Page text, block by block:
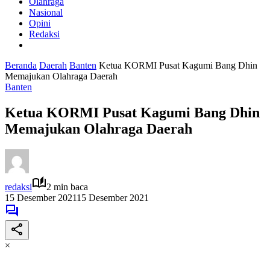
Nasional
Opini
Redaksi
Beranda Daerah Banten Ketua KORMI Pusat Kagumi Bang Dhin
Memajukan Olahraga Daerah
Banten
Ketua KORMI Pusat Kagumi Bang Dhin
Memajukan Olahraga Daerah
redaksi
2 min baca
15 Desember 202115 Desember 2021
×